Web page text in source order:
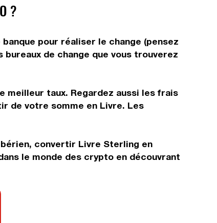
?
pour réaliser le change (pensez
de change que vous trouverez
meilleur taux. Regardez aussi les frais
de votre somme en Livre. Les
convertir Livre Sterling en
le monde des crypto en découvrant